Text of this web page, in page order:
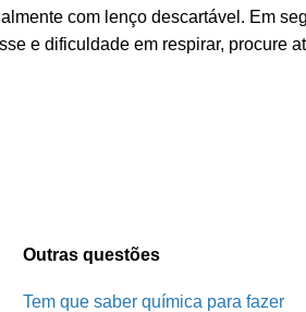
com lenço descartável. Em
e dificuldade em respirar,
Outras questões
Tem que saber química para fazer